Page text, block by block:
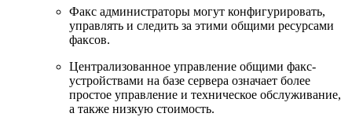
Факс администраторы могут конфигурировать,
управлять и следить за этими общими ресурсами
факсов.
Централизованное управление общими факс-
устройствами на базе сервера означает более
простое управление и техническое обслуживание,
а также низкую стоимость.